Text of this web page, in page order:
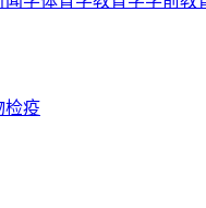
检疫